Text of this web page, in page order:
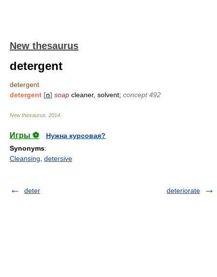
New thesaurus
detergent
detergent
detergent [n] soap cleaner, solvent; concept 492
New thesaurus 2014
Игры ⚽
Нужна курсовая?
Synonyms:
Cleansing detersive
deter deteriorate